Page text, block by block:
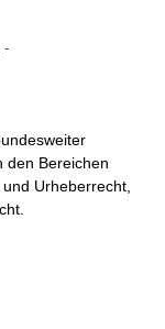
-
den Bereichen
Urheberrecht,